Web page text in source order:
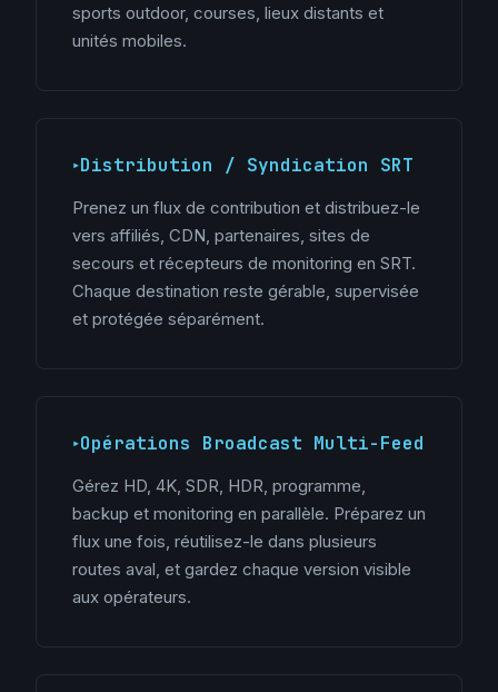
sports outdoor, courses, lieux distants et
unités mobiles.
Distribution / Syndication SRT
Prenez un flux de contribution et distribuez-le
vers affiliés, CDN, partenaires, sites de
secours et récepteurs de monitoring en SRT.
Chaque destination reste gérable, supervisée
et protégée séparément.
Opérations Broadcast Multi-Feed
Gérez HD, 4K, SDR, HDR, programme,
backup et monitoring en parallèle. Préparez un
flux une fois, réutilisez-le dans plusieurs
routes aval, et gardez chaque version visible
aux opérateurs.